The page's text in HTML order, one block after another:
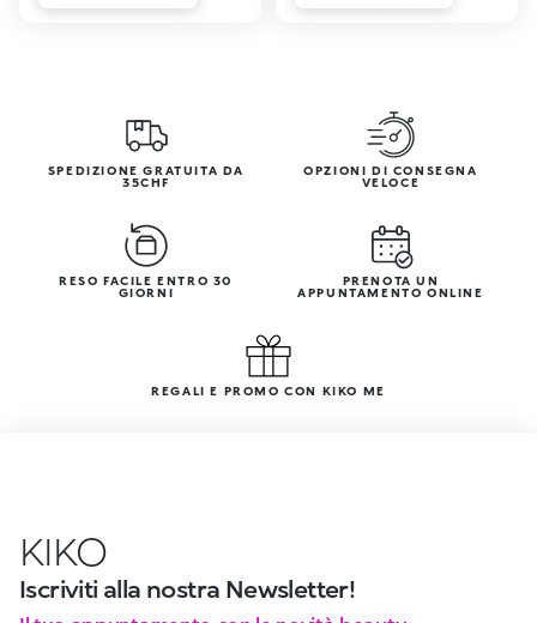
SPEDIZIONE GRATUITA DA
35CHF
OPZIONI DI CONSEGNA
VELOCE
RESO FACILE ENTRO 30
GIORNI
PRENOTA UN
APPUNTAMENTO ONLINE
REGALI E PROMO CON KIKO ME
KIKO
Iscriviti alla nostra Newsletter!